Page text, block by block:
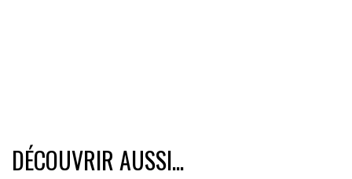
DÉCOUVRIR AUSSI...